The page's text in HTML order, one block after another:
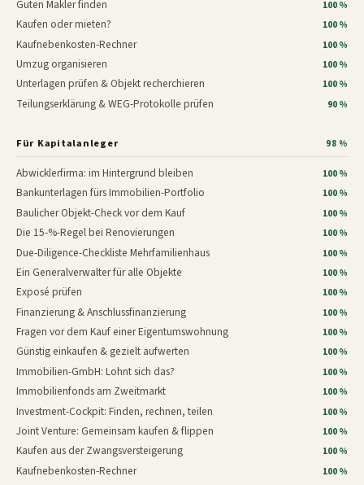
Guten Makler finden 100 %
Kaufen oder mieten? 100 %
Kaufnebenkosten-Rechner 100 %
Umzug organisieren 100 %
Unterlagen prüfen & Objekt recherchieren 100 %
Teilungserklärung & WEG-Protokolle prüfen 90 %
Für Kapitalanleger 98 %
Abwicklerfirma: im Hintergrund bleiben 100 %
Bankunterlagen fürs Immobilien-Portfolio 100 %
Baulicher Objekt-Check vor dem Kauf 100 %
Die 15-%-Regel bei Renovierungen 100 %
Due-Diligence-Checkliste Mehrfamilienhaus 100 %
Ein Generalverwalter für alle Objekte 100 %
Exposé prüfen 100 %
Finanzierung & Anschlussfinanzierung 100 %
Fragen vor dem Kauf einer Eigentumswohnung 100 %
Günstig einkaufen & gezielt aufwerten 100 %
Immobilien-GmbH: Lohnt sich das? 100 %
Immobilienfonds am Zweitmarkt 100 %
Investment-Cockpit: Finden, rechnen, teilen 100 %
Joint Venture: Gemeinsam kaufen & flippen 100 %
Kaufen aus der Zwangsversteigerung 100 %
Kaufnebenkosten-Rechner 100 %